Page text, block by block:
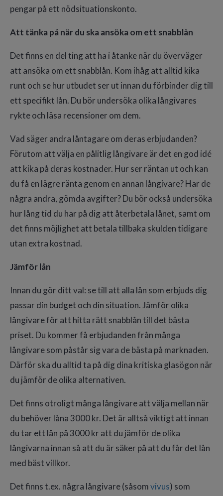
pengar på ett nödsituationskonto.
Att tänka på när du ska ansöka om ett snabblån
Det finns en del ting att ha i åtanke när du överväger
att ansöka om ett snabblån. Kom ihåg att alltid kika
runt och se hur utbudet ser ut innan du förbinder dig till
ett specifikt lån. Du bör undersöka olika långivares
rykte och läsa recensioner om dem.
Vad säger andra låntagare om deras erbjudanden?
Förutom att välja en pålitlig långivare är det en god idé
att kika på deras kostnader. Hur ser räntan ut och kan
du få en lägre ränta genom en annan långivare? Har de
några andra, gömda avgifter? Du bör också undersöka
hur lång tid du har på dig att återbetala lånet, samt om
det finns möjlighet att betala tillbaka skulden tidigare
utan extra kostnad.
Jämför lån
Innan du gör ditt val: se till att alla lån som erbjuds dig
passar din budget och din situation. Jämför olika
långivare för att hitta rätt snabblån till det bästa
priset. Du kommer få erbjudanden från många
långivare som påstår sig vara de bästa på marknaden.
Därför ska du alltid ta på dig dina kritiska glasögon när
du jämför de olika alternativen.
Det finns otroligt många långivare att välja mellan när
du behöver låna 3000 kr. Det är alltså viktigt att innan
du tar ett lån på 3000 kr att du jämför de olika
långivarna innan så att du är säker på att du får det lån
med bäst villkor.
Det finns t.ex. några långivare (såsomvivus) som